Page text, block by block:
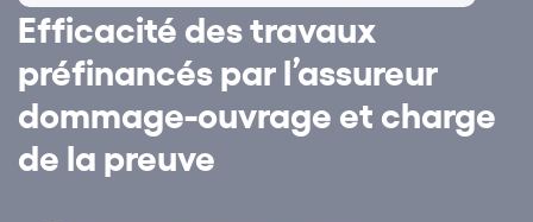
Efficacité des travaux
préfinancés par l’assureur
dommage-ouvrage et charge
de la preuve